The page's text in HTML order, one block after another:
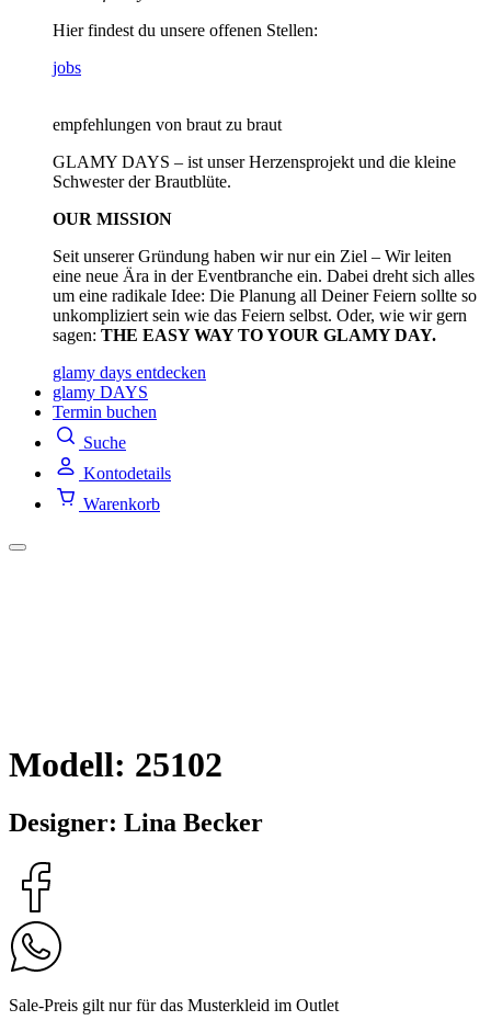
Hier findest du unsere offenen Stellen:
jobs
empfehlungen von braut zu braut
GLAMY DAYS – ist unser Herzensprojekt und die kleine
Schwester der Brautblüte.
OUR MISSION
Seit unserer Gründung haben wir nur ein Ziel – Wir leiten
eine neue Ära in der Eventbranche ein. Dabei dreht sich alles
um eine radikale Idee: Die Planung all Deiner Feiern sollte so
unkompliziert sein wie das Feiern selbst. Oder, wie wir gern
sagen: THE EASY WAY TO YOUR GLAMY DAY.
glamy days entdecken
glamy DAYS
Termin buchen
Suche
Kontodetails
Warenkorb
Modell: 25102
Designer: Lina Becker
Sale-Preis gilt nur für das Musterkleid im Outlet